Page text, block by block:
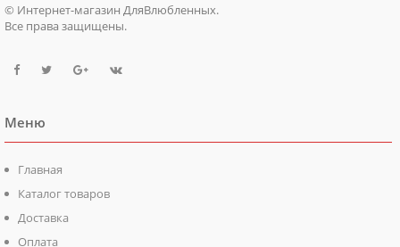
© Интернет-магазин ДляВлюбленных.
Все права защищены.
Меню
Главная
Каталог товаров
Доставка
Оплата